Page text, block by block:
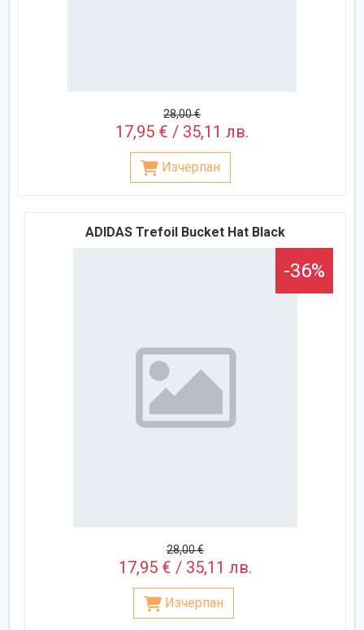
28,00 €
17,95 € / 35,11 лв.
Изчерпан
ADIDAS Trefoil Bucket Hat Black
-36%
28,00 €
17,95 € / 35,11 лв.
Изчерпан